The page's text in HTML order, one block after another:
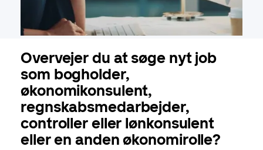
Overvejer du at søge nyt job
som bogholder,
økonomikonsulent,
regnskabsmedarbejder,
controller eller lønkonsulent
eller en anden økonomirolle?